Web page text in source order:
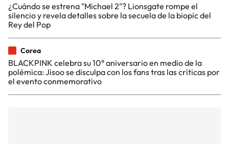
¿Cuándo se estrena "Michael 2"? Lionsgate rompe el
silencio y revela detalles sobre la secuela de la biopic del
Rey del Pop
Corea
BLACKPINK celebra su 10° aniversario en medio de la
polémica: Jisoo se disculpa con los fans tras las críticas por
el evento conmemorativo